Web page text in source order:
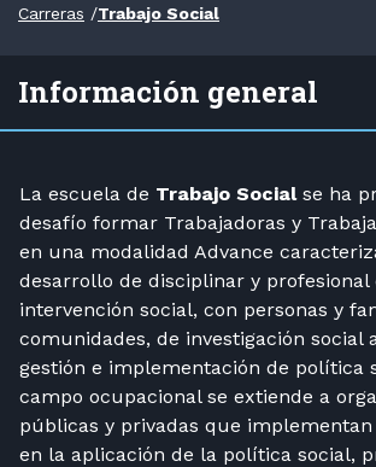
Carreras /Trabajo Social
Información general
La escuela de Trabajo Socialse ha
desafío formar Trabajadoras y
en una modalidad Advance
desarrollo de disciplinar y profesional
intervención social, con personas y
comunidades, de investigación social
gestión e implementación de política
campo ocupacional se extiende a
públicas y privadas que implementan
en la aplicación de la política social,